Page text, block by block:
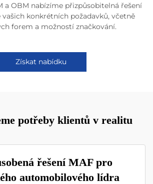
a OBM nabízíme přizpůsobitelná řešení
vašich konkrétních požadavků, včetně
forem a možností značkování.
Získat nabídku
potřeby klientů v realitu
řešení MAF pro
automobilového lídra